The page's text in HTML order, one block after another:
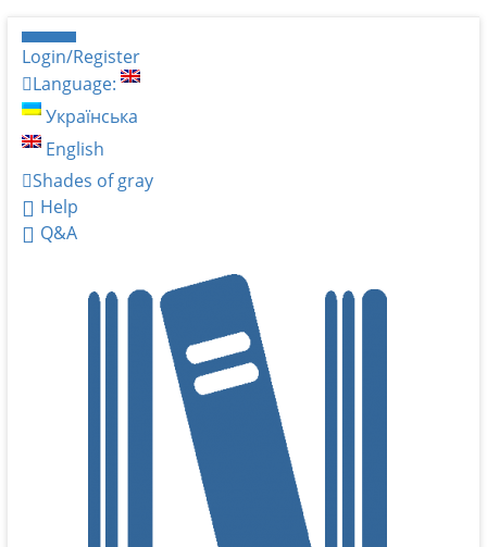
Login/Register
Language:
Українська
English
Shades of gray
Help
Q&A